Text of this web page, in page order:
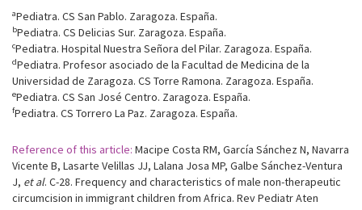
aPediatra. CS San Pablo. Zaragoza. España.
bPediatra. CS Delicias Sur. Zaragoza. España.
cPediatra. Hospital Nuestra Señora del Pilar. Zaragoza. España.
dPediatra. Profesor asociado de la Facultad de Medicina de la
Universidad de Zaragoza. CS Torre Ramona. Zaragoza. España.
ePediatra. CS San José Centro. Zaragoza. España.
fPediatra. CS Torrero La Paz. Zaragoza. España.
Reference of this article: Macipe Costa RM, García Sánchez N, Navarra
Vicente B, Lasarte Velillas JJ, Lalana Josa MP, Galbe Sánchez-Ventura
J, et al. C-28. Frequency and characteristics of male non-therapeutic
circumcision in immigrant children from Africa. Rev Pediatr Aten